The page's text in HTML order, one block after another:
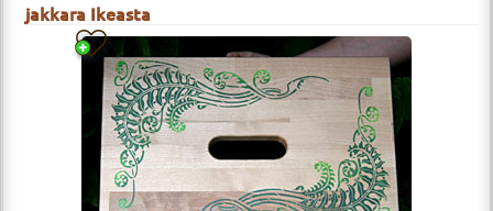
jakkara Ikeasta